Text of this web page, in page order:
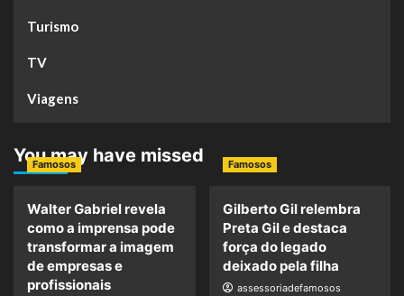
Turismo
TV
Viagens
You may have missed
Famosos
Walter Gabriel revela
como a imprensa pode
transformar a imagem
de empresas e
profissionais
Famosos
Gilberto Gil relembra
Preta Gil e destaca
força do legado
deixado pela filha
assessoriadefamosos